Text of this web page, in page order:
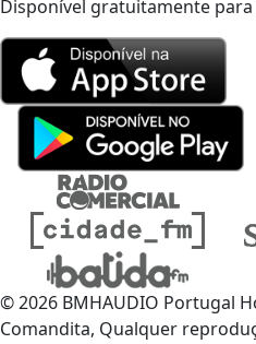
Disponível gratuitamente
© 2026 BMHAUDIO Portugal
Comandita, Qualquer